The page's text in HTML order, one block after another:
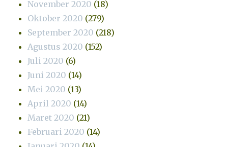
November 2020 (18)
Oktober 2020 (279)
September 2020 (218)
Agustus 2020 (152)
Juli 2020 (6)
Juni 2020 (14)
Mei 2020 (13)
April 2020 (14)
Maret 2020 (21)
Februari 2020 (14)